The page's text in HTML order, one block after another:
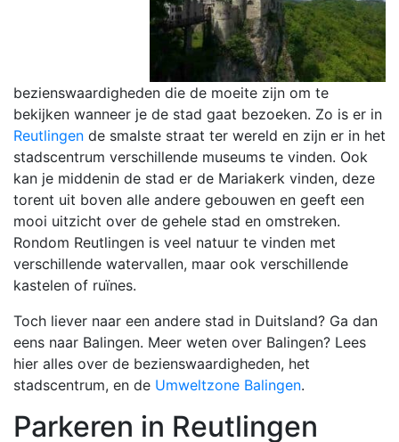
bezienswaardigheden die de moeite zijn om te
bekijken wanneer je de stad gaat bezoeken. Zo is er in
Reutlingen de smalste straat ter wereld en zijn er in het
stadscentrum verschillende museums te vinden. Ook
kan je middenin de stad er de Mariakerk vinden, deze
torent uit boven alle andere gebouwen en geeft een
mooi uitzicht over de gehele stad en omstreken.
Rondom Reutlingen is veel natuur te vinden met
verschillende watervallen, maar ook verschillende
kastelen of ruïnes.
Toch liever naar een andere stad in Duitsland? Ga dan
eens naar Balingen. Meer weten over Balingen? Lees
hier alles over de bezienswaardigheden, het
stadscentrum, en de Umweltzone Balingen.
Parkeren in Reutlingen